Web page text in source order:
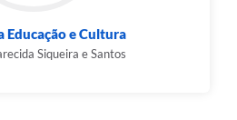
Educação e Cultura
Siqueira e Santos